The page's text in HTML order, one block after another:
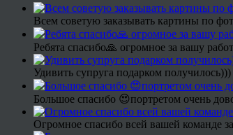
Всем советую заказывать картины по
Ребята спасибо🙏 огромное за вашу
Удивить супруга подарком
Большое спасибо 😍портретом очень
Огромное спасибо всей вашей команде